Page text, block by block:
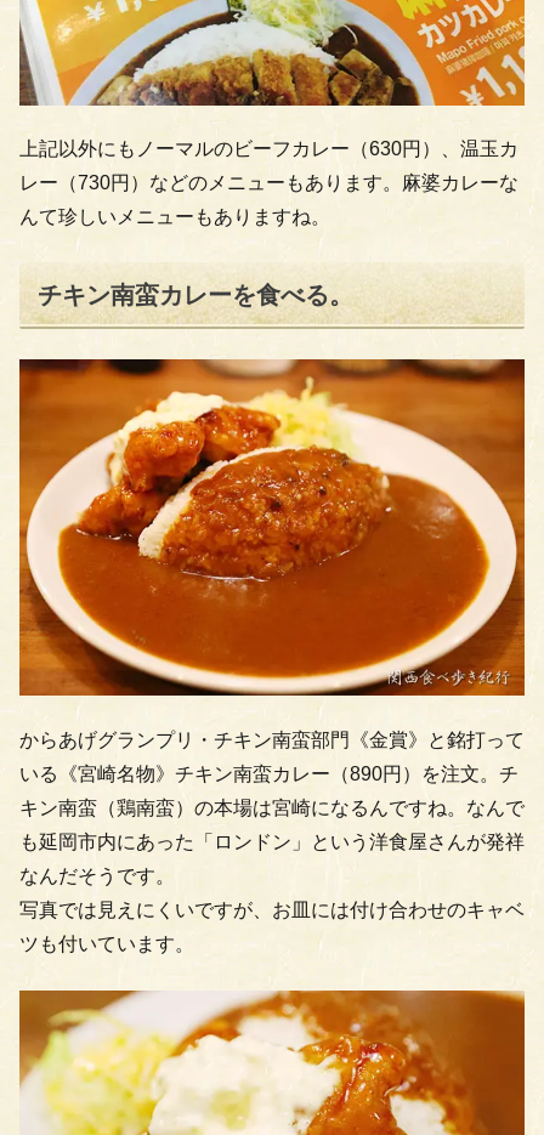
上記以外にもノーマルのビーフカレー（630円）、温玉カ
レー（730円）などのメニューもあります。麻婆カレーな
んて珍しいメニューもありますね。
チキン南蛮カレーを食べる。
からあげグランプリ・チキン南蛮部門《金賞》と銘打って
いる《宮崎名物》チキン南蛮カレー（890円）を注文。チ
キン南蛮（鶏南蛮）の本場は宮崎になるんですね。なんで
も延岡市内にあった「ロンドン」という洋食屋さんが発祥
なんだそうです。
写真では見えにくいですが、お皿には付け合わせのキャベ
ツも付いています。